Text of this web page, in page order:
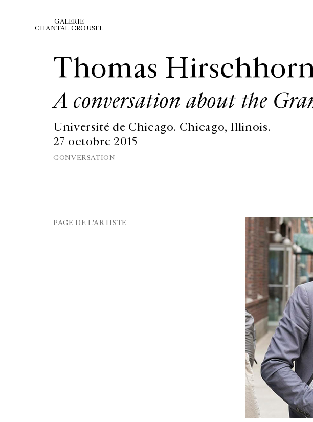
GALERIE
CHANTAL CROUSEL
Thomas
A conversation about the
Université de Chicago. Chicago, Illinois.
27 octobre 2015
CONVERSATION
PAGE DE L'ARTISTE